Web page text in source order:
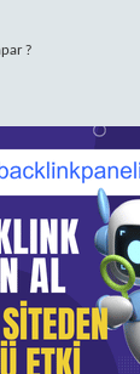
?